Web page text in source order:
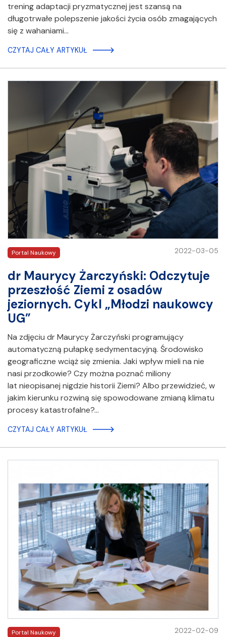
trening adaptacji pryzmatycznej jest szansą na
długotrwałe polepszenie jakości życia osób zmagających
się z wahaniami…
CZYTAJ CAŁY ARTYKUŁ
Portal Naukowy 2022-03-05
dr Maurycy Żarczyński: Odczytuje
przeszłość Ziemi z osadów
jeziornych. Cykl „Młodzi naukowcy
UG”
Na zdjęciu dr Maurycy Żarczyński programujący
automatyczną pułapkę sedymentacyjną. Środowisko
geograficzne wciąż się zmienia. Jaki wpływ mieli na nie
nasi przodkowie? Czy można poznać miliony
lat nieopisanej nigdzie historii Ziemi? Albo przewidzieć, w
jakim kierunku rozwiną się spowodowane zmianą klimatu
procesy katastrofalne?…
CZYTAJ CAŁY ARTYKUŁ
Portal Naukowy 2022-02-09